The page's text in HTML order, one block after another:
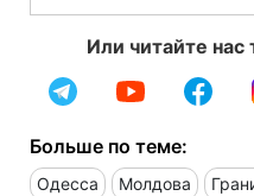
Или читайте нас
Больше по теме:
Одесса Молдова